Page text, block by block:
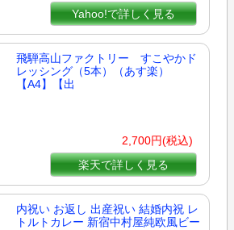
Yahoo!で詳しく見る
飛騨高山ファクトリー すこやかド
レッシング（5本）（あす楽）
【A4】【出
2,700円(税込)
楽天で詳しく見る
内祝い お返し 出産祝い 結婚内祝 レ
トルトカレー 新宿中村屋純欧風ビー